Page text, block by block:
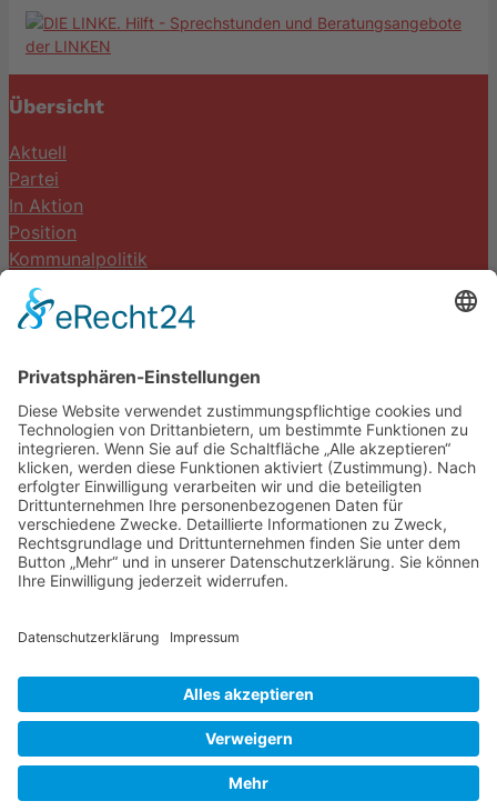
Übersicht
Aktuell
Partei
In Aktion
Position
Kommunalpolitik
Termine
DIE LINKE. Schwalm-Eder
Steingasse 5
34613 Schwalmstadt
Tel.06691 8077899
info@die-linke-schwalm-eder.de
Gesetzliches
Impressum
Cookie-Einstellungen
© 2026 DIE LINKE. Schwalm-Eder
GeneratePress